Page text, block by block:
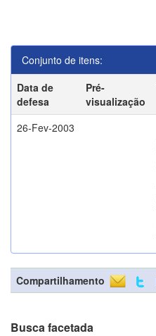
Conjunto de itens:
Data de
defesa
Pré-
visualização
26-Fev-2003
Compartilhamento
Busca facetada